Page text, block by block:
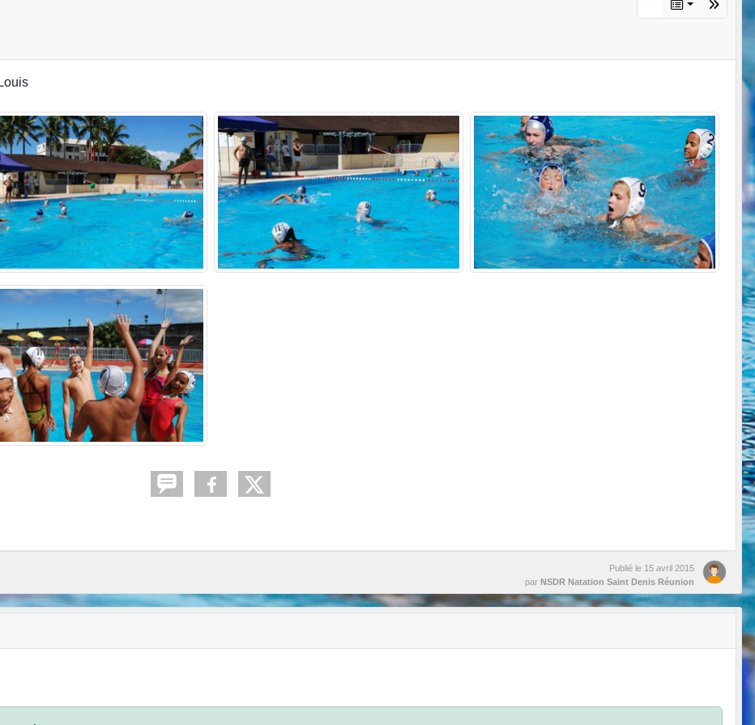
Publié le 15 avril 2015
par NSDR Natation Saint Denis Réunion